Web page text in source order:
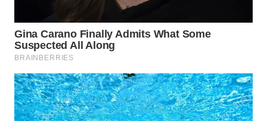
WN
NATUNA
BINTAN
WN